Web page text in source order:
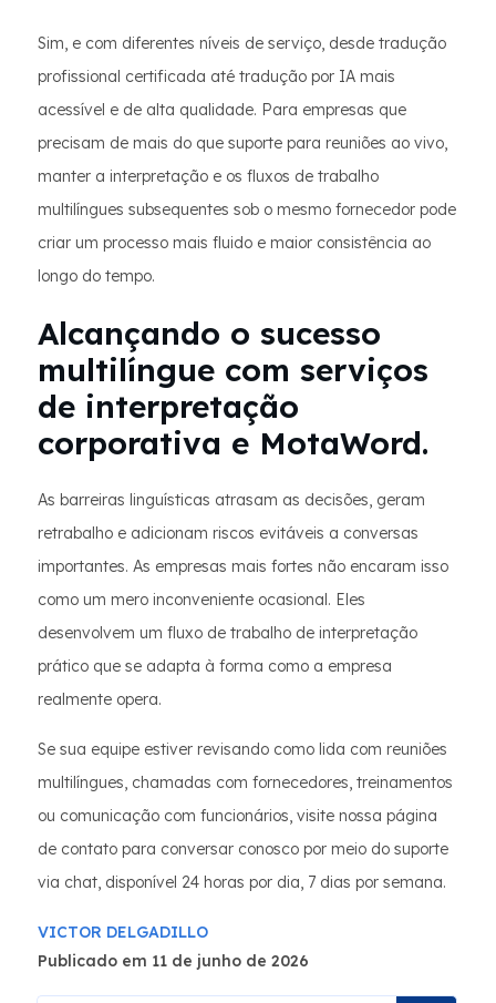
Sim, e com diferentes níveis de serviço, desde tradução
profissional certificada até tradução por IA mais
acessível e de alta qualidade. Para empresas que
precisam de mais do que suporte para reuniões ao vivo,
manter a interpretação e os fluxos de trabalho
multilíngues subsequentes sob o mesmo fornecedor pode
criar um processo mais fluido e maior consistência ao
longo do tempo.
Alcançando o sucesso
multilíngue com serviços
de interpretação
corporativa e MotaWord.
As barreiras linguísticas atrasam as decisões, geram
retrabalho e adicionam riscos evitáveis ​​a conversas
importantes. As empresas mais fortes não encaram isso
como um mero inconveniente ocasional. Eles
desenvolvem um fluxo de trabalho de interpretação
prático que se adapta à forma como a empresa
realmente opera.
Se sua equipe estiver revisando como lida com reuniões
multilíngues, chamadas com fornecedores, treinamentos
ou comunicação com funcionários, visite nossa página
de contato para conversar conosco por meio do suporte
via chat, disponível 24 horas por dia, 7 dias por semana.
VICTOR DELGADILLO
Publicado em 11 de junho de 2026